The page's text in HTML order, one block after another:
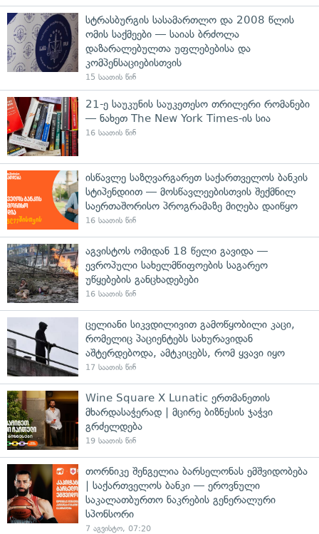
სტრასბურგის სასამართლო და 2008 წლის
ომის საქმეები — საიას ბრძოლა
დაზარალებულთა უფლებებისა და
კომპენსაციებისთვის
15 საათის წინ
21-ე საუკუნის საუკეთესო თრილერი რომანები
— ნახეთ The New York Times-ის სია
16 საათის წინ
ისწავლე საზღვარგარეთ საქართველოს ბანკის
სტიპენდიით — მოსწავლეებისთვის შექმნილ
საერთაშორისო პროგრამაზე მიღება დაიწყო
16 საათის წინ
აგვისტოს ომიდან 18 წელი გავიდა —
ევროპული სახელმწიფოების საგარეო
უწყებების განცხადებები
16 საათის წინ
ცელიანი სიკვდილივით გამოწყობილი კაცი,
რომელიც პაციენტებს სახურავიდან
აშტერდებოდა, ამტკიცებს, რომ ყვავი იყო
17 საათის წინ
Wine Square X Lunatic ერთმანეთის
მხარდასაჭერად | მცირე ბიზნესის ჯაჭვი
გრძელდება
19 საათის წინ
თორნიკე შენგელია ბარსელონას ემშვიდობება
| საქართველოს ბანკი — ეროვნული
საკალათბურთო ნაკრების გენერალური
სპონსორი
7 აგვისტო, 07:20